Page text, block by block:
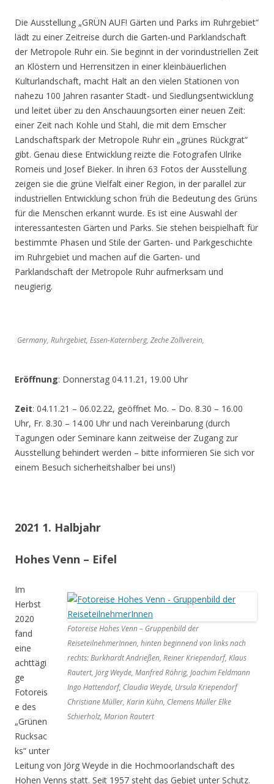
Die Ausstellung „GRÜN AUF! Gärten und Parks im Ruhrgebiet“
lädt zu einer Zeitreise durch die Garten-und Parklandschaft
der Metropole Ruhr ein. Sie beginnt in der vorindustriellen Zeit
an Klöstern und Herrensitzen in einer kleinbäuerlichen
Kulturlandschaft, macht Halt an den vielen Stationen von
nahezu 100 Jahren rasanter Stadt- und Siedlungsentwicklung
und leitet über zu den Anschauungsorten einer neuen Zeit:
einer Zeit nach Kohle und Stahl, die mit dem Emscher
Landschaftspark der Metropole Ruhr ein „grünes Rückgrat“
gibt. Genau diese Entwicklung reizte die Fotografen Ulrike
Romeis und Josef Bieker. In ihren 63 Fotos der Ausstellung
zeigen sie die grüne Vielfalt einer Region, in der parallel zur
industriellen Entwicklung schon früh die Bedeutung des Grüns
für die Menschen erkannt wurde. Es ist eine Auswahl der
interessantesten Gärten und Parks. Sie stehen beispielhaft für
bestimmte Phasen und Stile der Garten- und Parkgeschichte
im Ruhrgebiet und machen auf die Garten- und
Parklandschaft der Metropole Ruhr aufmerksam und
neugierig.
Germany, Ruhrgebiet, Essen-Katernberg, Zeche Zollverein,
Eröffnung: Donnerstag 04.11.21, 19.00 Uhr
Zeit: 04.11.21 – 06.02.22, geöffnet Mo. – Do. 8.30 – 16.00
Uhr, Fr. 8.30 – 14.00 Uhr und nach Vereinbarung (durch
Tagungen oder Seminare kann zeitweise der Zugang zur
Ausstellung behindert werden – bitte informieren Sie sich vor
einem Besuch sicherheitshalber bei uns!)
2021 1. Halbjahr
Hohes Venn – Eifel
Fotoreise Hohes Venn – Gruppenbild der
ReiseteilnehmerInnen, hinten beginnend von links nach
rechts: Burkhardt Andrießen, Reiner Kriependorf, Klaus
Rautert, Jörg Weyde, Manfred Röhrig, Joachim Feldmann
Ingo Hattendorf, Claudia Weyde, Ursula Kriependorf
Christiane Müller, Karin Kühn, Clemens Müller Elke
Schierholz, Marion Rautert
Im
Herbst
2020
fand
eine
achttägi
ge
Fotoreis
e des
„Grünen
Rucksac
ks“ unter
Leitung von Jörg Weyde in die Hochmoorlandschaft des
Hohen Venns statt. Seit 1957 steht das Gebiet unter Schutz.